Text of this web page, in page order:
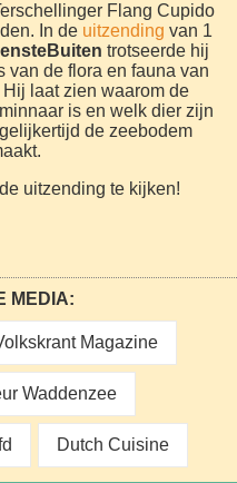
Flang Cupido
In de uitzending van 1
trotseerde hij
van de flora en fauna van
laat zien waarom de
is en welk dier zijn
de zeebodem
uitzending te kijken!
MEDIA:
Magazine
Waddenzee
Dutch Cuisine